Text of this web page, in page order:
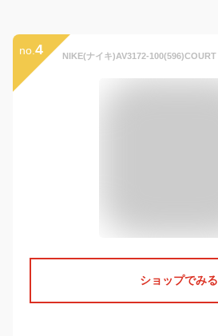
no. 4
ショップでみる